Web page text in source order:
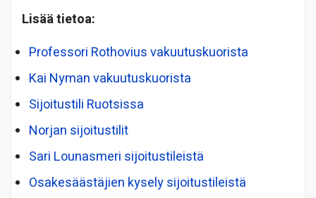
Lisää tietoa:
Professori Rothovius vakuutuskuorista
Kai Nyman vakuutuskuorista
Sijoitustili Ruotsissa
Norjan sijoitustilit
Sari Lounasmeri sijoitustileistä
Osakesäästäjien kysely sijoitustileistä